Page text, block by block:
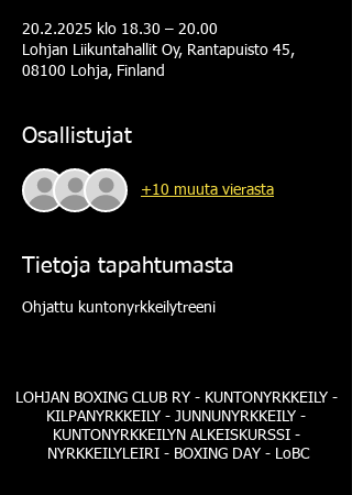
20.2.2025 klo 18.30 – 20.00
Lohjan Liikuntahallit Oy, Rantapuisto 45,
08100 Lohja, Finland
Osallistujat
+10 muuta vierasta
Tietoja tapahtumasta
Ohjattu kuntonyrkkeilytreeni
LOHJAN BOXING CLUB RY - KUNTONYRKKEILY -
KILPANYRKKEILY - JUNNUNYRKKEILY -
KUNTONYRKKEILYN ALKEISKURSSI -
NYRKKEILYLEIRI - BOXING DAY - LoBC